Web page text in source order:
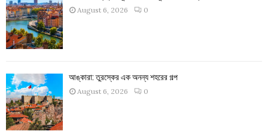
August 6, 2026 0
আঙ্কারা: তুরস্কের এক অনন্য শহরের গল্প
August 6, 2026 0